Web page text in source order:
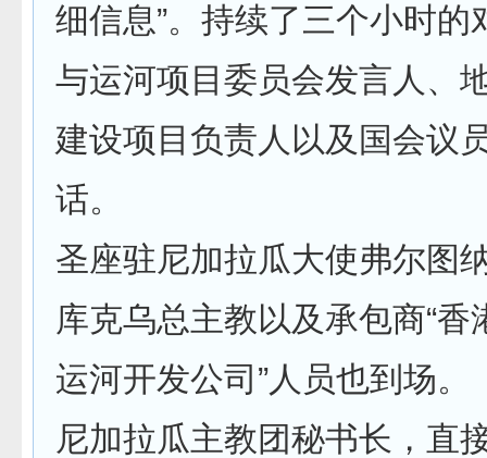
细信息”。持续了三个小时的
与运河项目委员会发言人、
建设项目负责人以及国会议
话。
圣座驻尼加拉瓜大使弗尔图
库克乌总主教以及承包商“香
运河开发公司”人员也到场。
尼加拉瓜主教团秘书长，直